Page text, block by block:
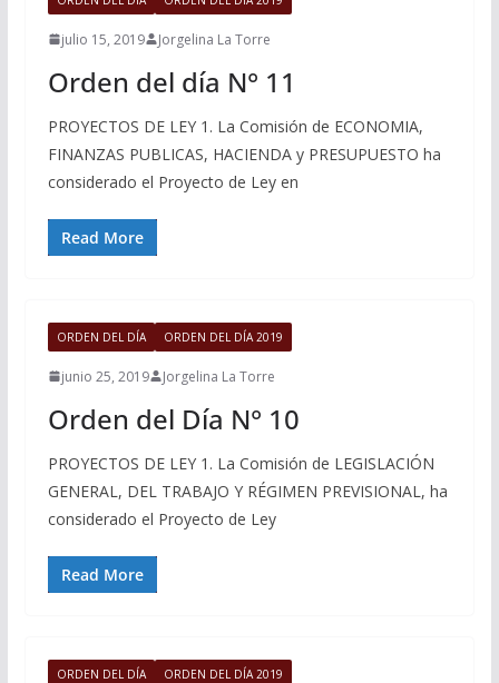
julio 15, 2019 Jorgelina La Torre
Orden del día N° 11
PROYECTOS DE LEY 1. La Comisión de ECONOMIA,
FINANZAS PUBLICAS, HACIENDA y PRESUPUESTO ha
considerado el Proyecto de Ley en
Read More
ORDEN DEL DÍA ORDEN DEL DÍA 2019
junio 25, 2019 Jorgelina La Torre
Orden del Día N° 10
PROYECTOS DE LEY 1. La Comisión de LEGISLACIÓN
GENERAL, DEL TRABAJO Y RÉGIMEN PREVISIONAL, ha
considerado el Proyecto de Ley
Read More
ORDEN DEL DÍA ORDEN DEL DÍA 2019